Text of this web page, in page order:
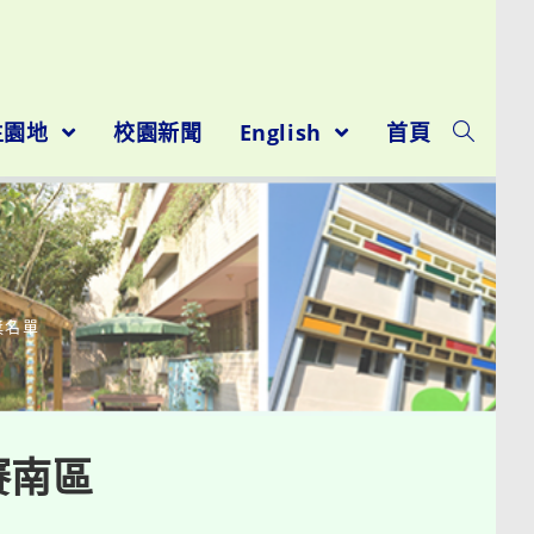
地 校園新聞 English 首頁
名單
區